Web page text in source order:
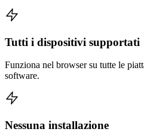
Tutti i dispositivi supportati
Funziona nel browser su tutte le
software.
Nessuna installazione